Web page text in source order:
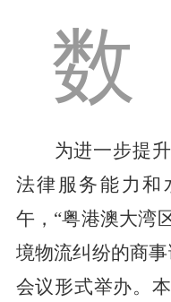
数
为进一步提升
法律 服务能力和
午， “粤港澳大湾
境物流纠纷的商
会议形式举办。